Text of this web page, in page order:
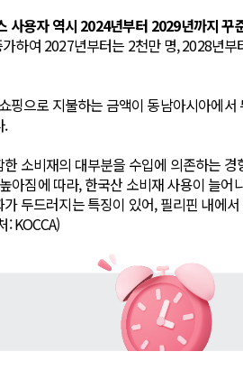
사용자 역시 2024년부터 2029년까지 꾸
하여 2027년부터는 2천만 명, 2028년부
핑으로 지불하는 금액이 동남아시아에서
.
소비재의 대부분을 수입에 의존하는 경
아짐에 따라, 한국산 소비재 사용이 늘어
두드러지는 특징이 있어, 필리핀 내에
KOCCA)